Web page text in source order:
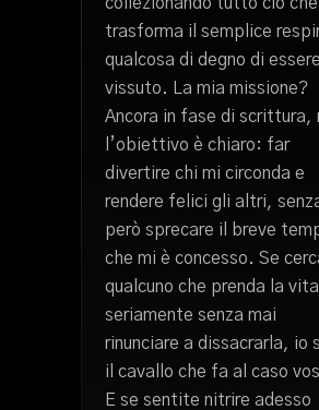
trasforma il semplice
qualcosa di degno di essere
vissuto. La mia missione?
Ancora in fase di scrittura,
l’obiettivo è chiaro: far
divertire chi mi circonda e
rendere felici gli altri,
però sprecare il breve
che mi è concesso. Se
qualcuno che prenda la vita
seriamente senza mai
rinunciare a dissacrarla, io
il cavallo che fa al caso
E se sentite nitrire adesso